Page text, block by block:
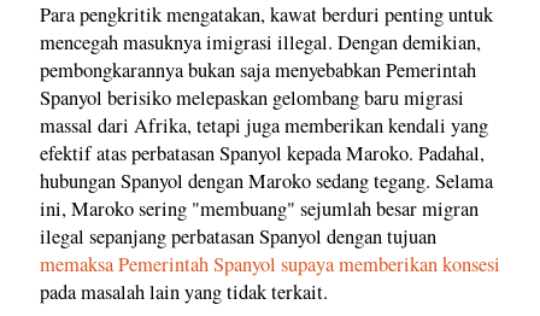
Para pengkritik mengatakan, kawat berduri penting untuk
mencegah masuknya imigrasi illegal. Dengan demikian,
pembongkarannya bukan saja menyebabkan Pemerintah
Spanyol berisiko melepaskan gelombang baru migrasi
massal dari Afrika, tetapi juga memberikan kendali yang
efektif atas perbatasan Spanyol kepada Maroko. Padahal,
hubungan Spanyol dengan Maroko sedang tegang. Selama
ini, Maroko sering "membuang" sejumlah besar migran
ilegal sepanjang perbatasan Spanyol dengan tujuan
memaksa Pemerintah Spanyol supaya memberikan konsesi
pada masalah lain yang tidak terkait.